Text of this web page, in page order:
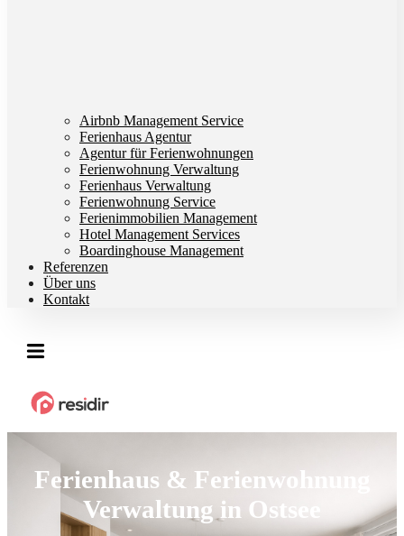
Airbnb Management Service
Ferienhaus Agentur
Agentur für Ferienwohnungen
Ferienwohnung Verwaltung
Ferienhaus Verwaltung
Ferienwohnung Service
Ferienimmobilien Management
Hotel Management Services
Boardinghouse Management
Referenzen
Über uns
Kontakt
Ferienhaus & Ferienwohnung
Verwaltung in Ostsee